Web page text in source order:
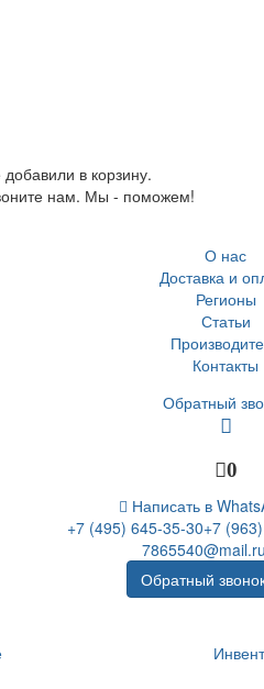
в корзину.
нам. Мы - поможем!
О нас
Доставка и
Регионы
Статьи
Контакты
Обратный
0
Написать в
+7 (495) 645-35-30+7
7865540@mail.ru
Обратный